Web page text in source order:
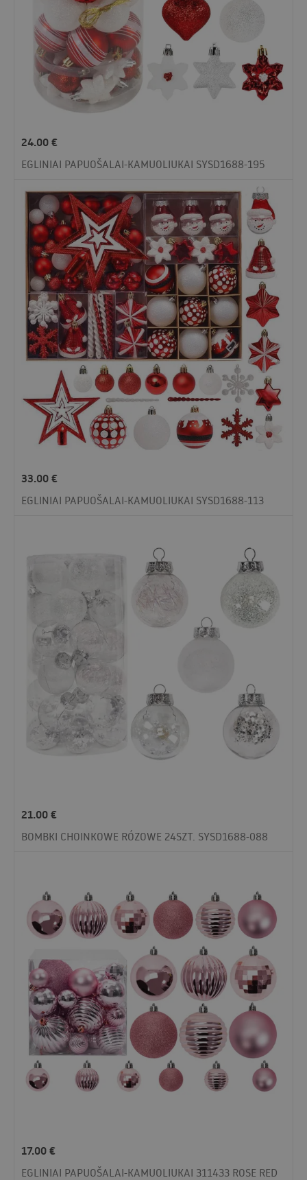
24.00€
EGLINIAI PAPUOŠALAI-KAMUOLIUKAI SYSD1688-195
33.00€
EGLINIAI PAPUOŠALAI-KAMUOLIUKAI SYSD1688-113
21.00€
BOMBKI CHOINKOWE RÓZOWE 24SZT. SYSD1688-088
17.00€
EGLINIAI PAPUOŠALAI-KAMUOLIUKAI 311433 ROSE RED